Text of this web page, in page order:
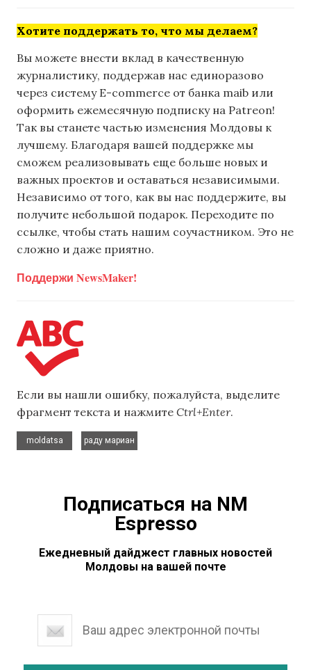
Хотите поддержать то, что мы делаем?
Вы можете внести вклад в качественную
журналистику, поддержав нас единоразово
через систему E-commerce от банка maib или
оформить ежемесячную подписку на Patreon!
Так вы станете частью изменения Молдовы к
лучшему. Благодаря вашей поддержке мы
сможем реализовывать еще больше новых и
важных проектов и оставаться независимыми.
Независимо от того, как вы нас поддержите, вы
получите небольшой подарок. Переходите по
ссылке, чтобы стать нашим соучастником. Это не
сложно и даже приятно.
Поддержи NewsMaker!
Если вы нашли ошибку, пожалуйста, выделите
фрагмент текста и нажмите Ctrl+Enter.
moldatsa
раду мариан
Подписаться на NM
Espresso
Ежедневный дайджест главных новостей
Молдовы на вашей почте